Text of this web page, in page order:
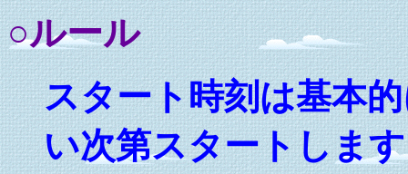
○ルール
スタート時刻は基本
い次第スタートしま